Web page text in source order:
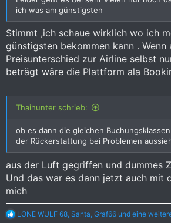
ich was am günstigsten
Stimmt ,ich schaue wirklich wo ich
günstigsten bekommen kann . Wenn
Preisunterschied zur Airline selbst
beträgt wäre die Plattform ala
Thaihunter schrieb:
ob es dann die gleichen
der Rückerstattung bei Problemen
aus der Luft gegriffen und dummes
Und das war es dann jetzt auch mit
mich
RLONE WULF 68, Santa, Graf66 und eine